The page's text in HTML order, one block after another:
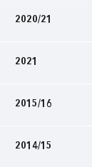
2020/21
2021
2015/16
2014/15